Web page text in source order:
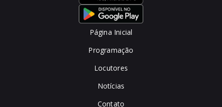
Página Inicial
Programação
Locutores
Notícias
Contato